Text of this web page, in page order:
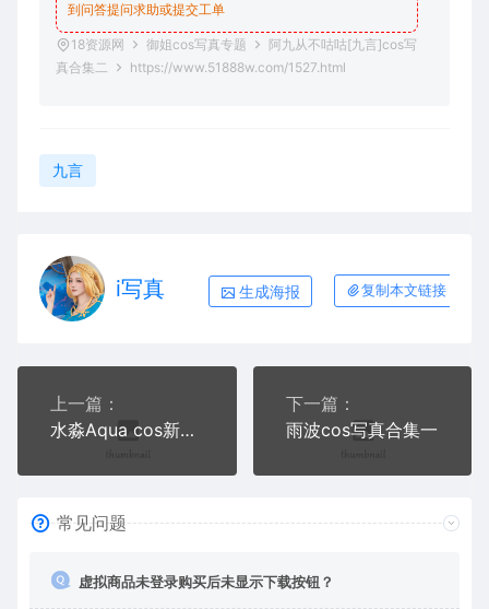
到问答提问求助或提交工单
18资源网 御姐cos写真专题
阿九从不咕咕[九言]cos写
真合集二
https://www.51888w.com/1527.html
九言
i写真 生成海报 复制本文链接
上一篇：
水淼Aqua cos新八重神子写真
下一篇：
雨波cos写真合集一
常见问题
虚拟商品未登录购买后未显示下载按钮？